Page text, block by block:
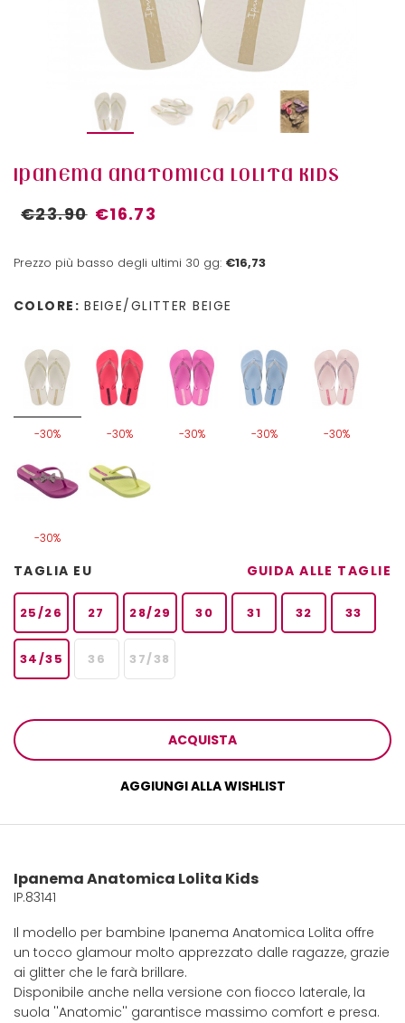
IPANEMA ANATOMICA LOLITA KIDS
€23.90 €16.73
Prezzo più basso degli ultimi 30 gg: €16,73
COLORE: BEIGE/GLITTER BEIGE
-30% -30% -30% -30% -30%
-30%
TAGLIA EU GUIDA ALLE TAGLIE
25/26 27 28/29 30 31 32 33
34/35 36 37/38
ACQUISTA
AGGIUNGI ALLA WISHLIST
Ipanema Anatomica Lolita Kids
IP.83141
Il modello per bambine Ipanema Anatomica Lolita offre
un tocco glamour molto apprezzato dalle ragazze, grazie
ai glitter che le farà brillare.
Disponibile anche nella versione con fiocco laterale, la
suola ''Anatomic'' garantisce massimo comfort e presa.